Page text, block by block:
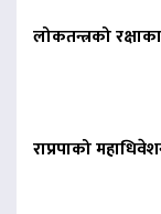
लोकतन्त्रको
राप्रपाको